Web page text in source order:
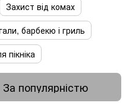
Захист від комах
барбекю і гриль
пікніка
За популярністю